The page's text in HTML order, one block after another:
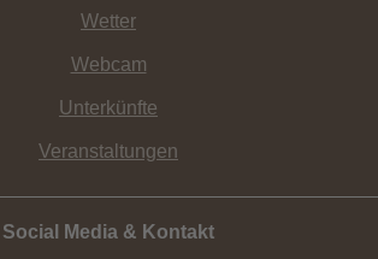
Wetter
Webcam
Unterkünfte
Veranstaltungen
Social Media & Kontakt